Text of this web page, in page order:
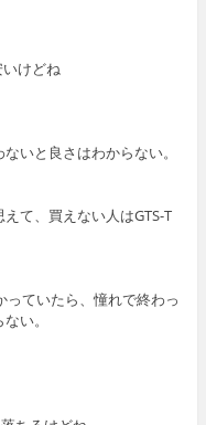
いけどね
いと良さはわからない。
て、買えない人はGTS-T
っていたら、憧れで終わっ
い。